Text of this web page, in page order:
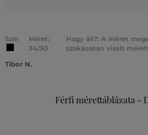
Szín
Méret:
34/30
Hogy áll?: A méret
szokásosan viselt
Tibor N.
Férfi mérettáblázata -